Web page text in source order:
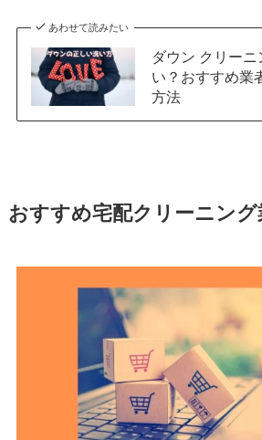
あわせて読みたい
ダウン クリー
い？おすすめ業
方法
おすすめ宅配クリーニング